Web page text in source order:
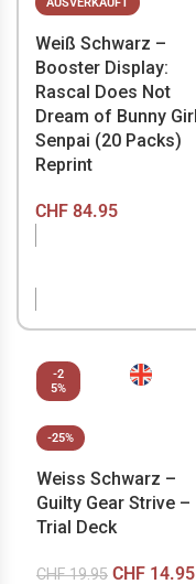
AUSVERKAUFT
Weiß Schwarz –
Booster Display:
Rascal Does Not
Dream of Bunny Girl
Senpai (20 Packs)
Reprint
CHF 84.95
-2
5%
-25%
Weiss Schwarz –
Guilty Gear Strive –
Trial Deck
CHF19.95 CHF 14.95